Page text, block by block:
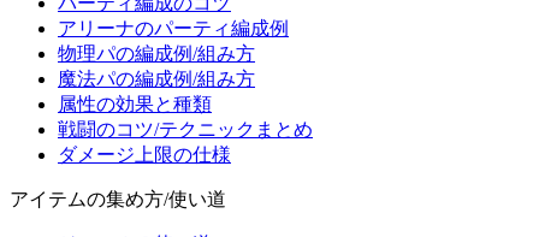
アリーナのパーティ編成例
物理パの編成例/組み方
魔法パの編成例/組み方
属性の効果と種類
戦闘のコツ/テクニックまとめ
ダメージ上限の仕様
アイテムの集め方/使い道